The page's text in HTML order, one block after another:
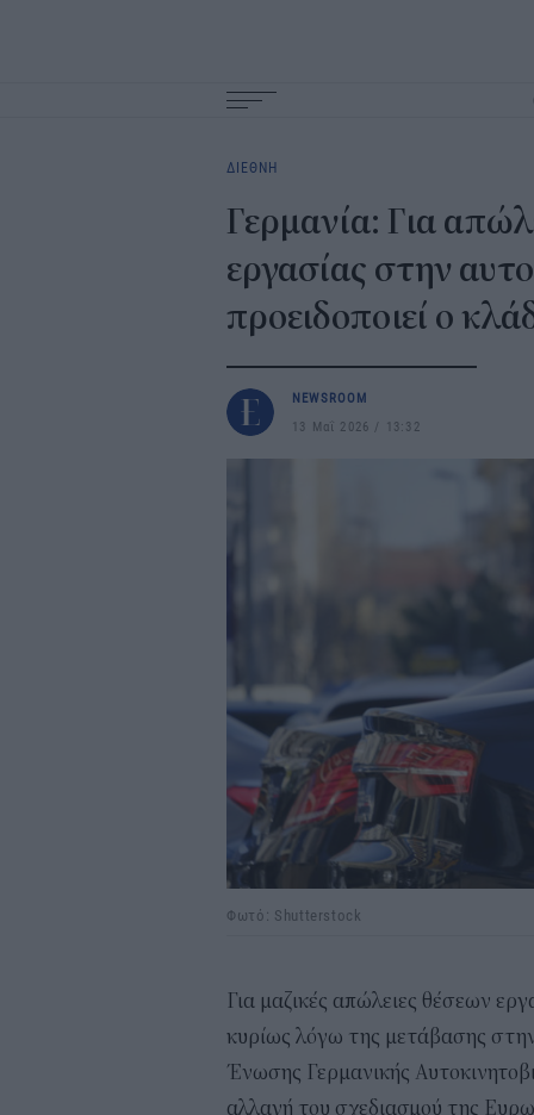
navigation
ΔΙΕΘΝΗ
Γερμανία: Για
εργασίας στην
προειδοποιεί ο
NEWSROOM
13 Μαΐ 2026
13:32
Φωτό: Shutterstock
Για μαζικές απώλειες θέσεων
κυρίως λόγω της μετάβασης
Ένωσης Γερμανικής
αλλαγή του σχεδιασμού της